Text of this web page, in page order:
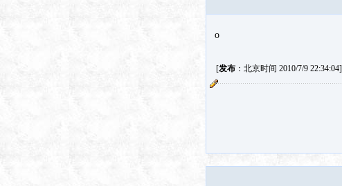
o
[发布：北京时间 2010/7/9 22:34:04]